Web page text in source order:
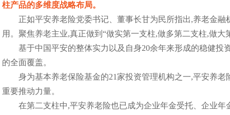
柱产品的多维度战略布局。
正如平安养老险党委书记、董事长甘为民所指出,养老金
用。聚焦养老主业,真正做到“做实第一支柱,做多第二支柱,做
基于中国平安的整体实力以及自身20余年来形成的稳健
的全面覆盖。
身为基本养老保险基金的21家投资管理机构之一,平安养
重要推动力量。
在第二支柱中,平安养老险也已成为企业年金受托、企业